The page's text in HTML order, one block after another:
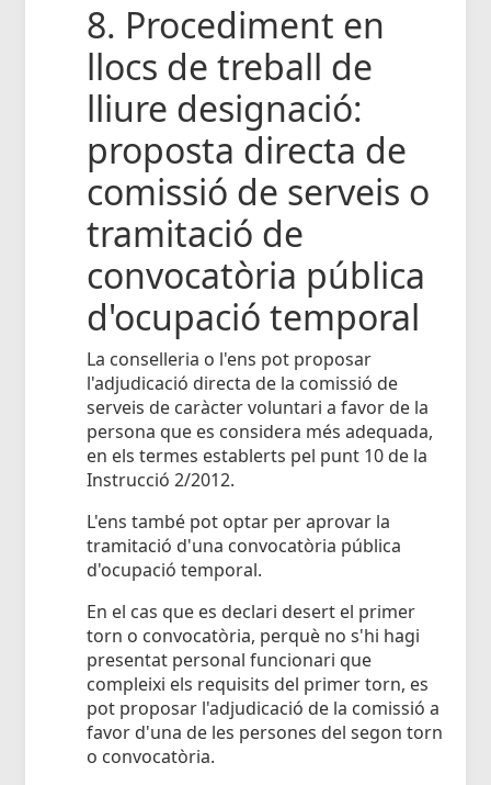
8. Procediment en
llocs de treball de
lliure designació:
proposta directa de
comissió de serveis o
tramitació de
convocatòria pública
d'ocupació temporal
La conselleria o l'ens pot proposar
l'adjudicació directa de la comissió de
serveis de caràcter voluntari a favor de la
persona que es considera més adequada,
en els termes establerts pel punt 10 de la
Instrucció 2/2012.
L'ens també pot optar per aprovar la
tramitació d'una convocatòria pública
d'ocupació temporal.
En el cas que es declari desert el primer
torn o convocatòria, perquè no s'hi hagi
presentat personal funcionari que
compleixi els requisits del primer torn, es
pot proposar l'adjudicació de la comissió a
favor d'una de les persones del segon torn
o convocatòria.